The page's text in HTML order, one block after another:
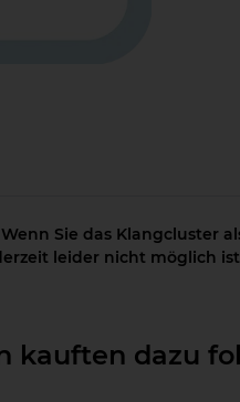
Sie das Klangcluster
leider nicht möglich
kauften dazu